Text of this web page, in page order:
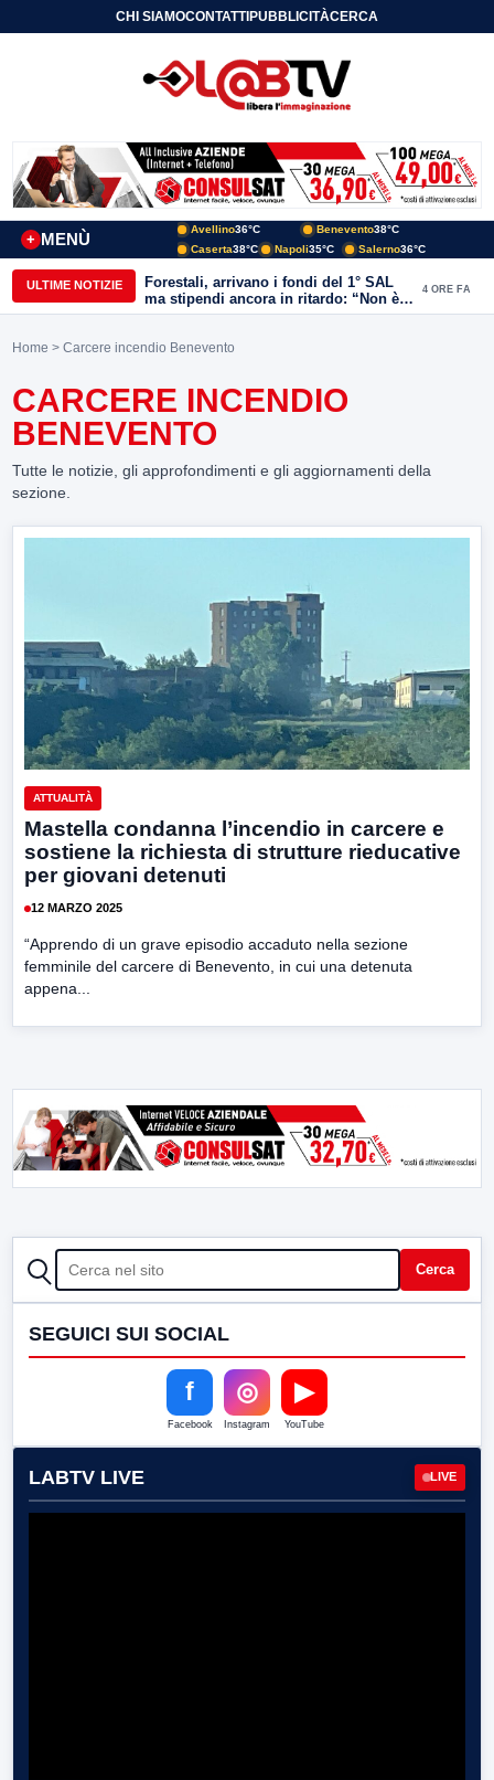
CHI SIAMOCONTATTIPUBBLICITÀCERCA
MENÙ
+
Avellino36°C Benevento38°C
Caserta38°C Napoli35°C Salerno36°C
ULTIME NOTIZIE
Forestali, arrivano i fondi del 1° SAL
ma stipendi ancora in ritardo: “Non è
più sostenibile”
4 ORE FA
Home > Carcere incendio Benevento
CARCERE INCENDIO
BENEVENTO
Tutte le notizie, gli approfondimenti e gli aggiornamenti della
sezione.
ATTUALITÀ
Mastella condanna l’incendio in carcere e
sostiene la richiesta di strutture rieducative
per giovani detenuti
12 MARZO 2025
“Apprendo di un grave episodio accaduto nella sezione
femminile del carcere di Benevento, in cui una detenuta
appena...
CERCA Cerca
SEGUICI SUI SOCIAL
f
Facebook
◎
Instagram
▶
YouTube
LABTV LIVE LIVE